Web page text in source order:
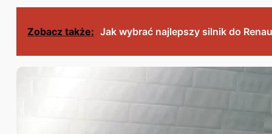
Zobacz także: Jak wybrać najlepszy silnik do